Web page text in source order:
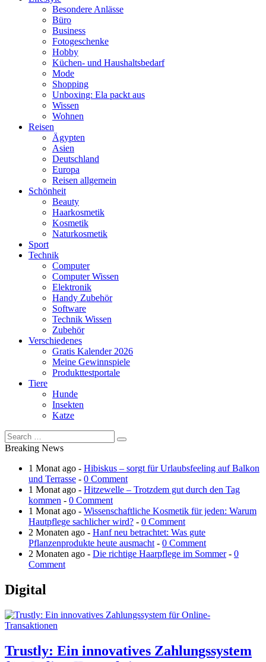
Besondere Anlässe
Büro
Business
Fotogeschenke
Hobby
Küchen- und Haushaltsbedarf
Mode
Shopping
Unboxing: Ela packt aus
Wissen
Wohnen
Reisen
Ägypten
Asien
Deutschland
Europa
Reisen allgemein
Schönheit
Beauty
Haarkosmetik
Kosmetik
Naturkosmetik
Sport
Technik
Computer
Computer Wissen
Elektronik
Handy Zubehör
Software
Technik Wissen
Zubehör
Verschiedenes
Gratis Kalender 2026
Meine Gewinnspiele
Produkttestportale
Tiere
Hunde
Insekten
Katze
Breaking News
1 Monat ago - Hibiskus – sorgt für Urlaubsfeeling auf Balkon
und Terrasse - 0 Comment
1 Monat ago - Hitzewelle – Trotzdem gut durch den Tag
kommen - 0 Comment
1 Monat ago - Wissenschaftliche Kosmetik für jeden: Warum
Hautpflege sachlicher wird? - 0 Comment
2 Monaten ago - Hanf neu betrachtet: Was gute
Pflanzenprodukte heute ausmacht - 0 Comment
2 Monaten ago - Die richtige Haarpflege im Sommer- 0
Comment
Digital
Trustly: Ein innovatives Zahlungssystem